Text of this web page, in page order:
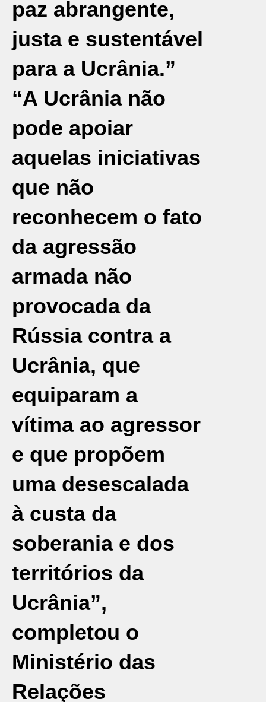
paz abrangente,
justa e sustentável
para a Ucrânia.”
“A Ucrânia não
pode apoiar
aquelas iniciativas
que não
reconhecem o fato
da agressão
armada não
provocada da
Rússiacontra a
Ucrânia, que
equiparam a
vítima ao agressor
e que propõem
uma desescalada
à custa da
soberania e dos
territórios da
Ucrânia”,
completou o
Ministério das
Relações